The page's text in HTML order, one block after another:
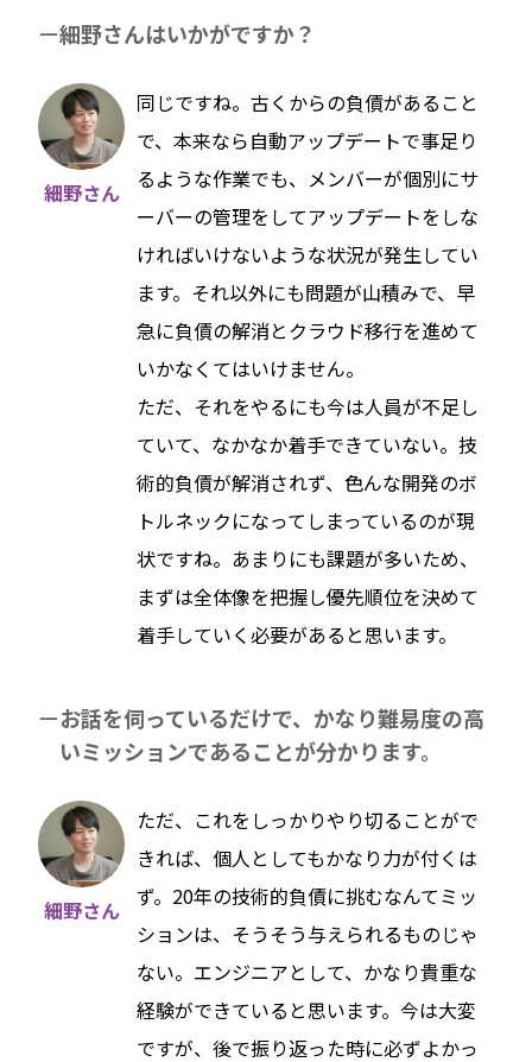
細野さんはいかがですか？
細野さん
同じですね。古くからの負債があること
で、本来なら自動アップデートで事足り
るような作業でも、メンバーが個別にサ
ーバーの管理をしてアップデートをしな
ければいけないような状況が発生してい
ます。それ以外にも問題が山積みで、早
急に負債の解消とクラウド移行を進めて
いかなくてはいけません。
ただ、それをやるにも今は人員が不足し
ていて、なかなか着手できていない。技
術的負債が解消されず、色んな開発のボ
トルネックになってしまっているのが現
状ですね。あまりにも課題が多いため、
まずは全体像を把握し優先順位を決めて
着手していく必要があると思います。
お話を伺っているだけで、かなり難易度の高
いミッションであることが分かります。
細野さん
ただ、これをしっかりやり切ることがで
きれば、個人としてもかなり力が付くは
ず。20年の技術的負債に挑むなんてミッ
ションは、そうそう与えられるものじゃ
ない。エンジニアとして、かなり貴重な
経験ができていると思います。今は大変
ですが、後で振り返った時に必ずよかっ